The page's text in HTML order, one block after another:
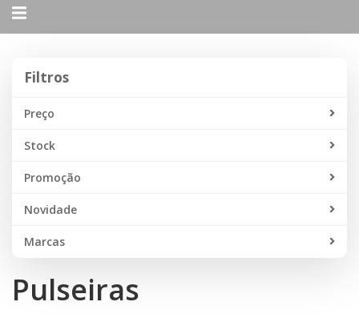
Alternar
Filtros
Preço
Stock
Promoção
Novidade
Marcas
Pulseiras